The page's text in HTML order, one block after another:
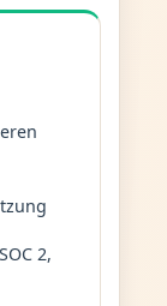
2,